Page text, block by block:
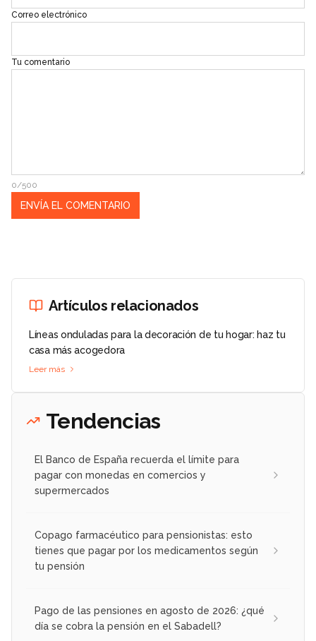
Correo electrónico
Tu comentario
0/500
Artículos relacionados
Líneas onduladas para la decoración de tu hogar: haz tu
casa más acogedora
Leer más
Tendencias
El Banco de España recuerda el límite para
pagar con monedas en comercios y
supermercados
Copago farmacéutico para pensionistas: esto
tienes que pagar por los medicamentos según
tu pensión
Pago de las pensiones en agosto de 2026: ¿qué
día se cobra la pensión en el Sabadell?